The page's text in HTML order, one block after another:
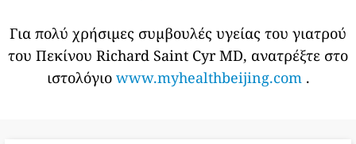
Για πολύ χρήσιμες συμβουλές υγείας του γιατρού
του Πεκίνου Richard Saint Cyr MD, ανατρέξτε στο
ιστολόγιο www.myhealthbeijing.com.